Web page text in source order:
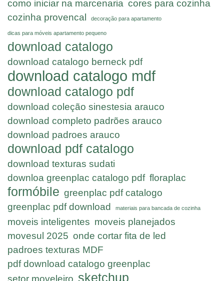
como iniciar na marcenaria cores para cozinha
cozinha provencal
decoração para apartamento
dicas para móveis apartamento pequeno
download catalogo
download catalogo berneck pdf
download catalogo mdf
download catalogo pdf
download coleção sinestesia arauco
download completo padrões arauco
download padroes arauco
download pdf catalogo
download texturas sudati
downloa greenplac catalogo pdf floraplac
formóbile greenplac pdf catalogo
greenplac pdf download
materiais para bancada de cozinha
moveis inteligentes moveis planejados
movesul 2025 onde cortar fita de led
padroes texturas MDF
pdf download catalogo greenplac
setor moveleiro sketchup